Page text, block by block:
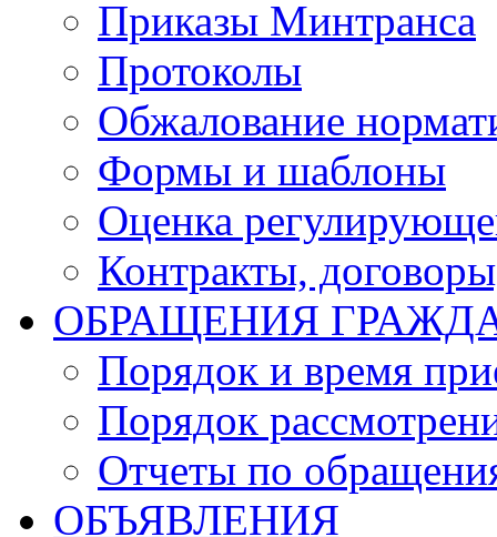
Приказы Минтранса
Протоколы
Обжалование
Формы и шаблоны
Оценка
Контракты,
ОБРАЩЕНИЯ
Порядок и время
Порядок
Отчеты по
ОБЪЯВЛЕНИЯ